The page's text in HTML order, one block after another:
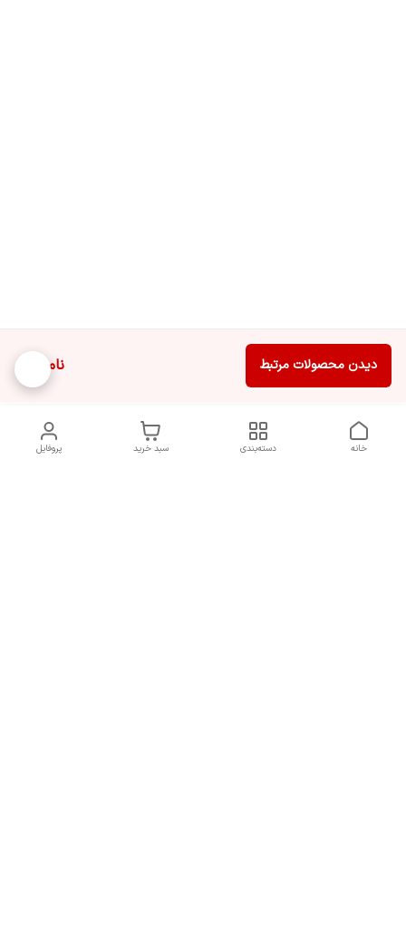
ناموجود دیدن محصولات مرتبط
پروفایل سبد خرید دسته‌بندی خانه